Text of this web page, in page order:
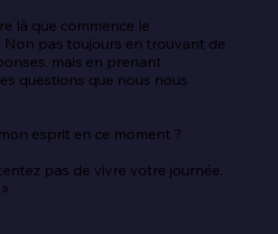
là que commence le
Non pas toujours en trouvant de
mais en prenant
questions que nous nous
esprit en ce moment ?
pas de vivre votre journée.